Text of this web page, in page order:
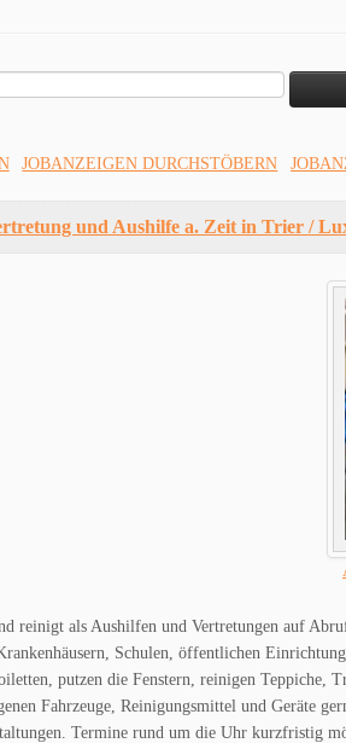
JOBANZEIGEN DURCHSTÖBERN
und Aushilfe a. Zeit in Trier /
reinigt als Aushilfen und Vertretungen auf
Schulen, öffentlichen
putzen die Fenstern, reinigen Teppiche,
Fahrzeuge, Reinigungsmittel und Geräte
Termine rund um die Uhr kurzfristig